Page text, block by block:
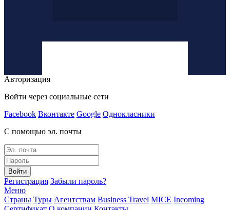
Авторизация
Войти через социальные сети
Facebook Вконтакте Google Однокласники
С помощью эл. почты
Войти
Регистрация Забыли пароль?
Меню
Страны Туры Агентствам Business Travel MICE Incoming